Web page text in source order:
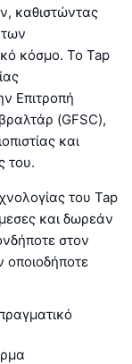
καθιστώντας
κόσμο. Το Tap
Επιτροπή
(GFSC),
και
του.
του Tap
και δωρεάν
στον
οποιοδήποτε